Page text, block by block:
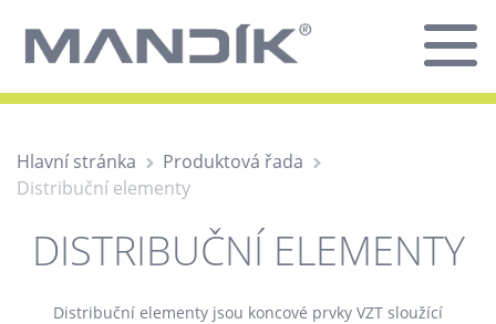
Hlavní stránka
Produktová řada
Distribuční elementy
DISTRIBUČNÍ ELEMENTY
Distribuční elementy jsou koncové prvky VZT sloužící